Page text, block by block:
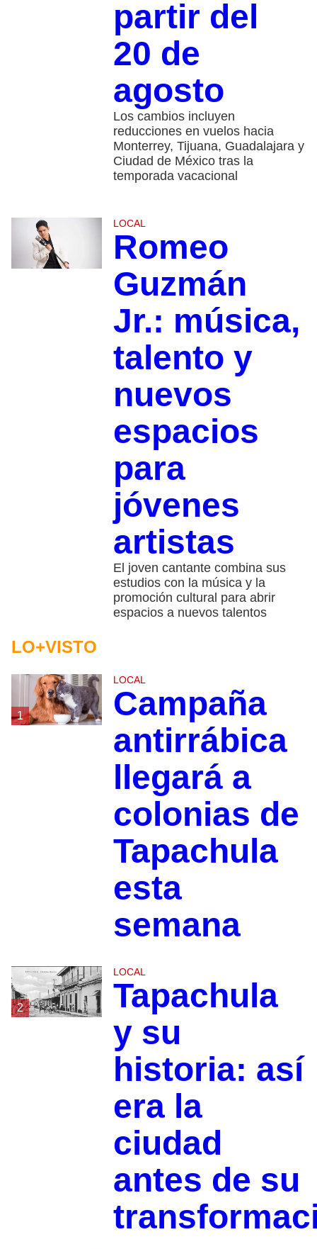
partir del
20 de
agosto
Los cambios incluyen
reducciones en vuelos hacia
Monterrey, Tijuana, Guadalajara y
Ciudad de México tras la
temporada vacacional
LOCAL
Romeo
Guzmán
Jr.: música,
talento y
nuevos
espacios
para
jóvenes
artistas
El joven cantante combina sus
estudios con la música y la
promoción cultural para abrir
espacios a nuevos talentos
LO+VISTO
1
LOCAL
Campaña
antirrábica
llegará a
colonias de
Tapachula
esta
semana
2
LOCAL
Tapachula
y su
historia: así
era la
ciudad
antes de su